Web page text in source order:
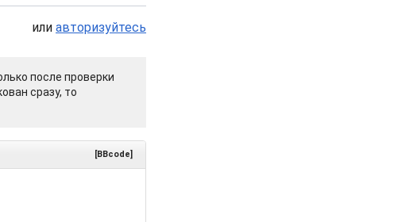
или авторизуйтесь
после проверки
сразу, то
[BBcode]